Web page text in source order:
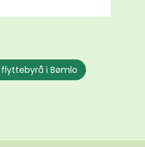
i Bømlo